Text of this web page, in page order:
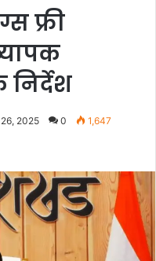
फ्री
2025 0 1,647